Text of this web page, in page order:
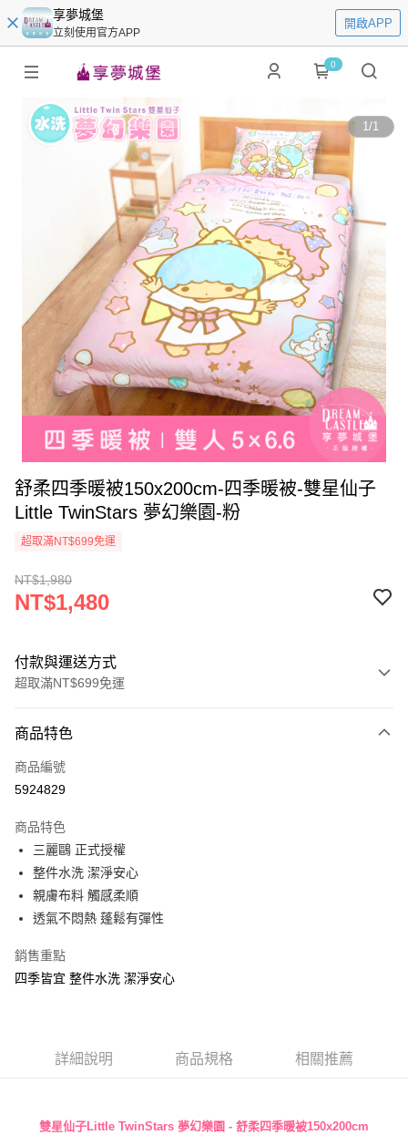
享夢城堡
立刻使用官方APP
開啟APP
0
1/1
舒柔四季暖被150x200cm-四季暖被-雙星仙子
Little TwinStars 夢幻樂園-粉
超取滿NT$699免運
NT$1,980
NT$1,480
付款與運送方式
超取滿NT$699免運
信用卡一次付款
超商取貨付款
Apple Pay
街口支付
悠遊付
Google Pay
ATM付款
全家★依產品說明
商品特色
商品編號
5924829
商品特色
三麗鷗 正式授權
整件水洗 潔淨安心
親膚布料 觸感柔順
透氣不悶熱 蓬鬆有彈性
銷售重點
四季皆宜 整件水洗 潔淨安心
詳細說明 商品規格 相關推薦
雙星仙子Little TwinStars 夢幻樂園 - 舒柔四季暖被150x200cm